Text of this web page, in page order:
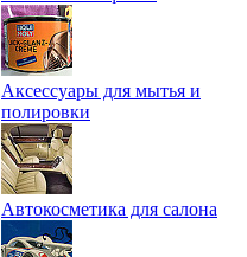
Аксессуары для мытья и
полировки
Автокосметика для салона